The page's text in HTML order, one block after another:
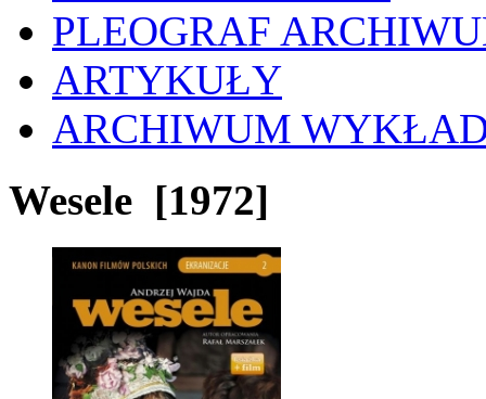
PLEOGRAF
ARTYKUŁY
ARCHIWUM
Wesele [1972]